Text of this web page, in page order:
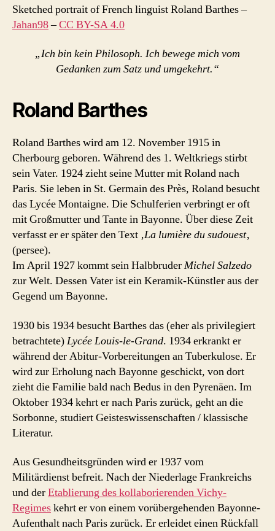
Sketched portrait of French linguist Roland Barthes–
Jahan98–CC BY-SA 4.0
„Ich bin kein Philosoph. Ich bewege mich vom
Gedanken zum Satz und umgekehrt.“
Roland Barthes
Roland Barthes wird am 12. November 1915 in
Cherbourg geboren. Während des 1. Weltkriegs stirbt
sein Vater. 1924 zieht seine Mutter mit Roland nach
Paris. Sie leben in St. Germain des Près, Roland besucht
das Lycée Montaigne. Die Schulferien verbringt er oft
mit Großmutter und Tante in Bayonne. Über diese Zeit
verfasst er er später den Text ‚La lumière du sudouest‚
(persee).
Im April 1927 kommt sein HalbbruderMichel Salzedo
zur Welt. Dessen Vater ist ein Keramik-Künstler aus der
Gegend um Bayonne.
1930 bis 1934 besucht Barthes das (eher als privilegiert
betrachtete)Lycée Louis-le-Grand. 1934 erkrankt er
während der Abitur-Vorbereitungen an Tuberkulose. Er
wird zur Erholung nach Bayonne geschickt, von dort
zieht die Familie bald nach Bedus in den Pyrenäen. Im
Oktober 1934 kehrt er nach Paris zurück, geht an die
Sorbonne, studiert Geisteswissenschaften / klassische
Literatur.
Aus Gesundheitsgründen wird er 1937 vom
Militärdienst befreit. Nach der Niederlage Frankreichs
und derEtablierung des kollaborierenden Vichy-
Regimeskehrt er von einem vorübergehenden Bayonne-
Aufenthalt nach Paris zurück. Er erleidet einen Rückfall